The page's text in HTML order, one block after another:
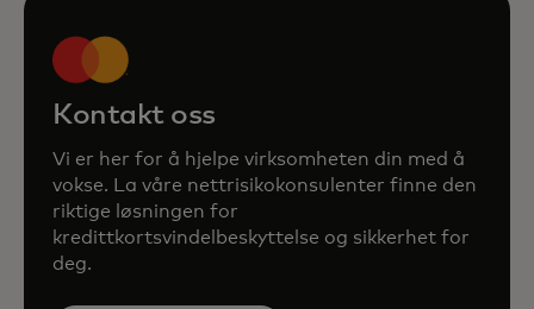
Kontakt oss
Vi er her for å hjelpe virksomheten din med å
vokse. La våre nettrisikokonsulenter finne den
riktige løsningen for
kredittkortsvindelbeskyttelse og sikkerhet for
deg.